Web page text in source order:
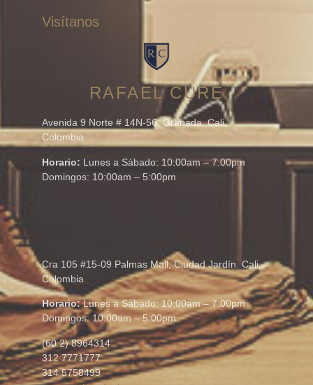
Visítanos
RAFAEL CURE
Avenida 9 Norte # 14N-56, Granada. Cali,
Colombia
Horario: Lunes a Sábado: 10:00am – 7:00pm
Domingos: 10:00am – 5:00pm
Cra 105 #15-09 Palmas Mall, Ciudad Jardín. Cali,
Colombia
Horario:Lunes a Sábado: 10:00am – 7:00pm
Domingos: 10:00am – 5:00pm
(60 2) 8964314
312 7771777
314 5758499